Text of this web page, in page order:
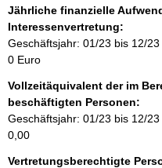
f
o
r
m
t
i
o
n
e
Jährliche finanzielle
Interessenvertretung:
Geschäftsjahr: 01/23 bis 12/23
0 Euro
Vollzeitäquivalent der im
beschäftigten Personen:
Geschäftsjahr: 01/23 bis 12/23
0,00
Vertretungsberechtigte